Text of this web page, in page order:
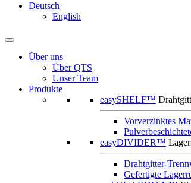
Deutsch
English
Über uns
Über QTS
Unser Team
Produkte
easySHELF™
Vorverzinktes
easyDIVIDER™
Drahtgitter-
Gefertigte